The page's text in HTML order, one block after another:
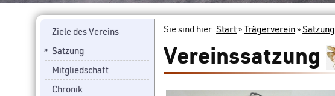
Ziele des Vereins
Satzung
Mitgliedschaft
Chronik
Sie sind hier:Start»Trägerverein»Satzung
Vereinssatzung